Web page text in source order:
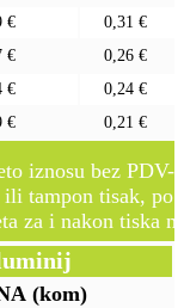
€
0,31 €
€
0,26 €
€
0,24 €
€ 0,21 €
iznosu bez PDV-
tampon tisak, po
za i nakon tiska
(kom)